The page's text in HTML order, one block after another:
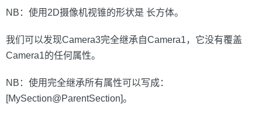
NB：使用2D摄像机视锥的形状是 长方体。
我们可以发现Camera3完全继承自Camera1，它没有覆盖
Camera1的任何属性。
NB：使用完全继承所有属性可以写成：
[MySection@ParentSection]。